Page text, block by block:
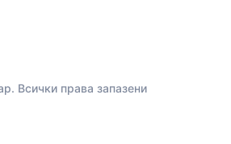
Всички права запазени